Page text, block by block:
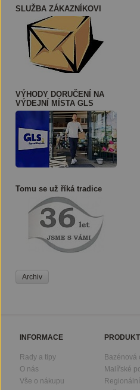
SLUŽBA ZÁKAZNÍKOVI
VÝHODY DORUČENÍ NA
VÝDEJNÍ MÍSTA GLS
Tomu se už říká tradice
Archiv
INFORMACE
Rady a tipy
O nás
Vše o nákupu
Bazénová
Malířské